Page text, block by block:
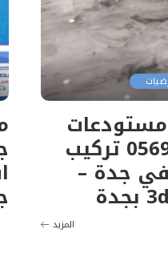
جدة جوال:0569681823 تركيب
جدة –
المزيد